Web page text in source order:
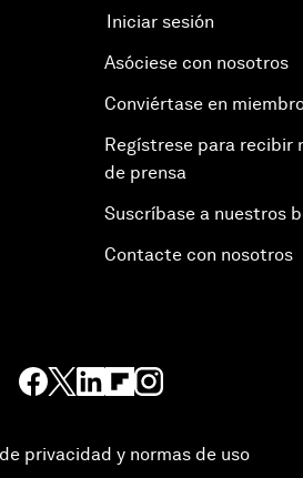
Iniciar sesión
Asóciese con nosotros
Conviértase en
Regístrese para recibir
de prensa
Suscríbase a nuestros
Contacte con nosotros
privacidad y normas de uso